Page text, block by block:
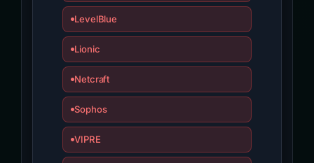
LevelBlue
Lionic
Netcraft
Sophos
VIPRE